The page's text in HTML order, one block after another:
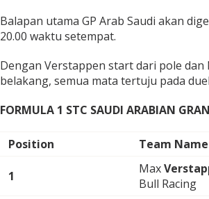
Balapan utama GP Arab Saudi akan
20.00 waktu setempat.
Dengan Verstappen start dari pole
belakang, semua mata tertuju pada
FORMULA 1 STC SAUDI ARABIAN
Position Team Name
1 Max
Bull Racing